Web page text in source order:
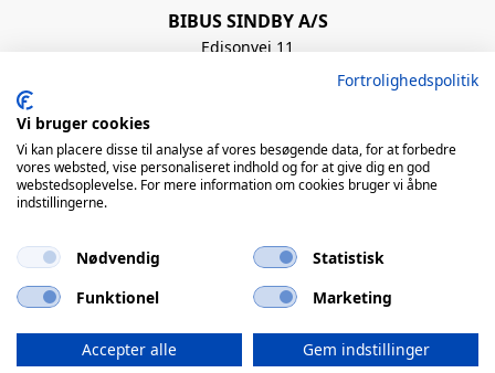
BIBUS SINDBY A/S
Edisonvej 11
Åbningstider
Man – Tors: 8:00 – 16:00 / Fre: 8:00 – 15:00
QUICK LINKS
© 2026 BIBUS, all rights reserved
powered by polynorm
Fortrolighedspolitik
Vi bruger cookies
Vi kan placere disse til analyse af vores besøgende data, for at forbedre
vores websted, vise personaliseret indhold og for at give dig en god
webstedsoplevelse. For mere information om cookies bruger vi åbne
indstillingerne.
Nødvendig
Statistisk
Funktionel
Marketing
Accepter alle Gem indstillinger